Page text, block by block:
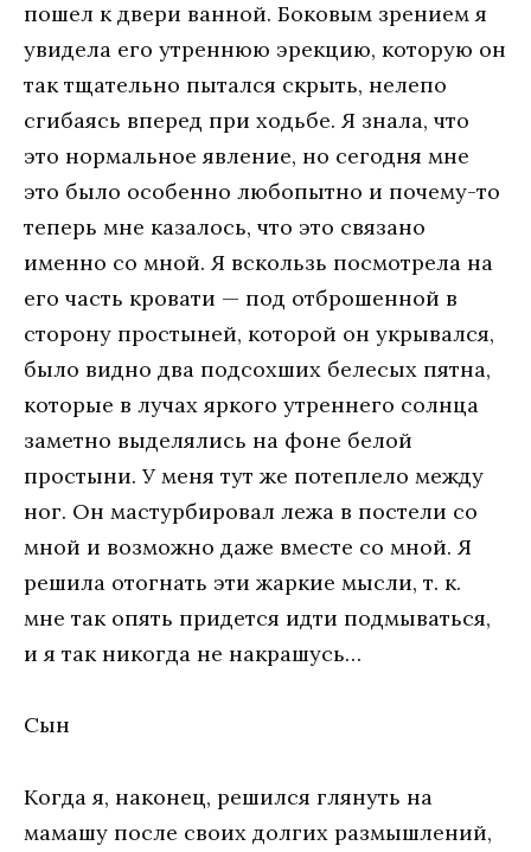
пошел к двери ванной. Боковым зрением я
увидела его утреннюю эрекцию, которую он
так тщательно пытался скрыть, нелепо
сгибаясь вперед при ходьбе. Я знала, что
это нормальное явление, но сегодня мне
это было особенно любопытно и почему-то
теперь мне казалось, что это связано
именно со мной. Я вскользь посмотрела на
его часть кровати — под отброшенной в
сторону простыней, которой он укрывался,
было видно два подсохших белесых пятна,
которые в лучах яркого утреннего солнца
заметно выделялись на фоне белой
простыни. У меня тут же потеплело между
ног. Он мастурбировал лежа в постели со
мной и возможно даже вместе со мной. Я
решила отогнать эти жаркие мысли, т. к.
мне так опять придется идти подмываться,
и я так никогда не накрашусь…
Сын
Когда я, наконец, решился глянуть на
мамашу после своих долгих размышлений,